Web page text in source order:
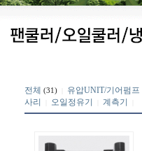
전체 (31)
유압UNIT/기어펌프
사리
오일정유기 계측기